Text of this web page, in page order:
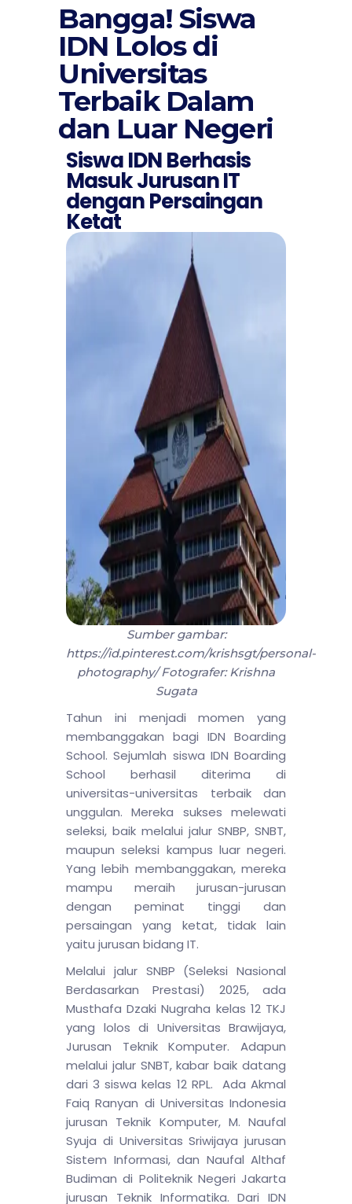
Bangga! Siswa
IDN Lolos di
Universitas
Terbaik Dalam
dan Luar Negeri
Siswa IDN Berhasis
Masuk Jurusan IT
dengan Persaingan
Ketat
Sumber gambar:
https://id.pinterest.com/krishsgt/personal-
photography/ Fotografer: Krishna
Sugata
Tahun ini menjadi momen yang
membanggakan bagi IDN Boarding
School. Sejumlah siswa IDN Boarding
School berhasil diterima di
universitas-universitas terbaik dan
unggulan. Mereka sukses melewati
seleksi, baik melalui jalur SNBP, SNBT,
maupun seleksi kampus luar negeri.
Yang lebih membanggakan, mereka
mampu meraih jurusan-jurusan
dengan peminat tinggi dan
persaingan yang ketat, tidak lain
yaitu jurusan bidang IT.
Melalui jalur SNBP (Seleksi Nasional
Berdasarkan Prestasi) 2025, ada
Musthafa Dzaki Nugraha kelas 12 TKJ
yang lolos di Universitas Brawijaya,
Jurusan Teknik Komputer. Adapun
melalui jalur SNBT, kabar baik datang
dari 3 siswa kelas 12 RPL. Ada Akmal
Faiq Ranyan di Universitas Indonesia
jurusan Teknik Komputer, M. Naufal
Syuja di Universitas Sriwijaya jurusan
Sistem Informasi, dan Naufal Althaf
Budiman di Politeknik Negeri Jakarta
jurusan Teknik Informatika. Dari IDN